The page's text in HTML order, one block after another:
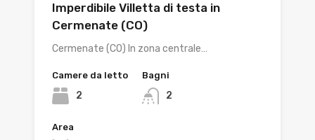
Imperdibile Villetta di testa in
Cermenate (CO)
Cermenate (CO) In zona centrale…
Camere da letto
2
Bagni
2
Area